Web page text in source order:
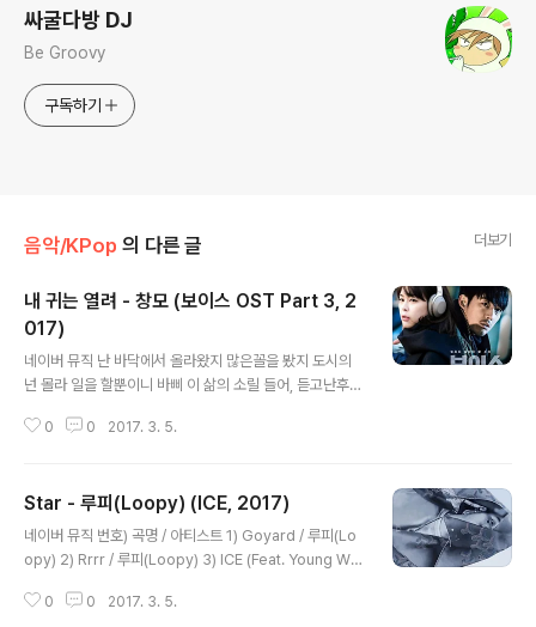
싸굴다방 DJ
Be Groovy
구독하기
음악/KPop 의 다른 글 더보기
내 귀는 열려 - 창모 (보이스 OST Part 3, 2
017)
네이버 뮤직 난 바닥에서 올라왔지 많은꼴을 봤지 도시의
넌 몰라 일을 할뿐이니 바삐 이 삶의 소릴 들어, 듣고난후
진실해 돈엔 신실해 지금이 golden time 나는 그 시간을
4 깊은 밤을 손에 잡아 때론 마주해 공포 허나 넌 아직 몰라
내가 미친개인걸 난 멈출수 없어, 보고 가야겠어 내가 해낸
모습 got my ambition, 거에 두지 시선 끝났어 티져 따라
랠 쫓아 그 신원미상 모든 것을 보려해 모든 것을 듣고파 이
0 0 2017. 3. 5.
Star - 루피(Loopy) (ICE, 2017)
네이버 뮤직 번호) 곡명 / 아티스트 1) Goyard / 루피(Lo
opy) 2) Rrrr / 루피(Loopy) 3) ICE (Feat. Young We
r / 루피(Loopy) 6) Blacklist (Feat. nafla) / 루피(Loo
0 0 2017. 3. 5.